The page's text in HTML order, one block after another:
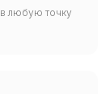
любую точку